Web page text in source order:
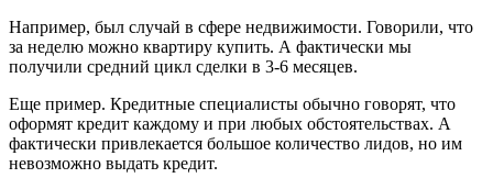
Например, был случай в сфере недвижимости. Говорили, что
за неделю можно квартиру купить. А фактически мы
получили средний цикл сделки в 3-6 месяцев.
Еще пример. Кредитные специалисты обычно говорят, что
оформят кредит каждому и при любых обстоятельствах. А
фактически привлекается большое количество лидов, но им
невозможно выдать кредит.